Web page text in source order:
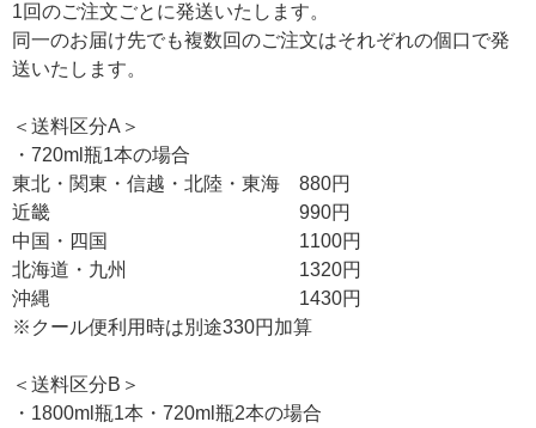
1回のご注文ごとに発送いたします。
同一のお届け先でも複数回のご注文はそれぞれの個口で発
送いたします。
＜送料区分A＞
・720ml瓶1本の場合
東北・関東・信越・北陸・東海 880円
近畿 990円
中国・四国 1100円
北海道・九州 1320円
沖縄 1430円
※クール便利用時は別途330円加算
＜送料区分B＞
・1800ml瓶1本・720ml瓶2本の場合